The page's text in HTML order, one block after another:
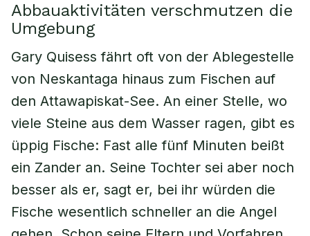
Abbauaktivitäten verschmutzen die
Umgebung
Gary Quisess fährt oft von der Ablegestelle
von Neskantaga hinaus zum Fischen auf
den Attawapiskat-See. An einer Stelle, wo
viele Steine aus dem Wasser ragen, gibt es
üppig Fische: Fast alle fünf Minuten beißt
ein Zander an. Seine Tochter sei aber noch
besser als er, sagt er, bei ihr würden die
Fische wesentlich schneller an die Angel